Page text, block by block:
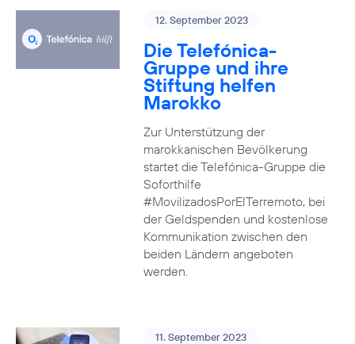
12. September 2023
Die Telefónica-
Gruppe und ihre
Stiftung helfen
Marokko
Zur Unterstützung der
marokkanischen Bevölkerung
startet die Telefónica-Gruppe die
Soforthilfe
#MovilizadosPorElTerremoto, bei
der Geldspenden und kostenlose
Kommunikation zwischen den
beiden Ländern angeboten
werden.
11. September 2023